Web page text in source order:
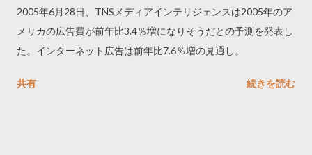
2005年6月28日、TNSメディアインテリジェンスは2005年のア
メリカの広告費が前年比3.4％増になりそうだとの予測を発表し
た。インターネット広告は前年比7.6％増の見通し。
共有 続きを読む